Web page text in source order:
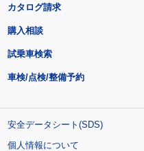
カタログ請求
購入相談
試乗車検索
車検/点検/整備予約
安全データシート(SDS)
個人情報について